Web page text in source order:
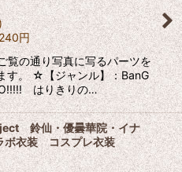
)
円
覧の通り写真に写るパーツを
す。 ☆【ジャンル】：BanG
はりきりの…
鈴仙・優曇華院・イナ
ボ衣装 コスプレ衣装